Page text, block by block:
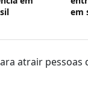
em
atrair pessoas